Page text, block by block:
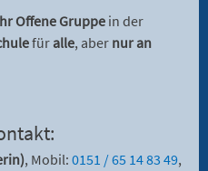
Offene Gruppe in der
für alle, aber nur an
, Mobil: 0151 / 65 14 83 49,